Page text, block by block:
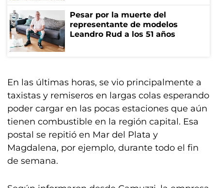
Pesar por la muerte del
representante de modelos
Leandro Rud a los 51 años
En las últimas horas, se vio principalmente a
taxistas y remiseros en largas colas esperando
poder cargar en las pocas estaciones que aún
tienen combustible en la región capital. Esa
postal se repitió en Mar del Plata y
Magdalena, por ejemplo, durante todo el fin
de semana.